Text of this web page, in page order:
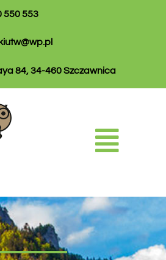
narzędzi
550 553
84, 34-460 Szczawnica